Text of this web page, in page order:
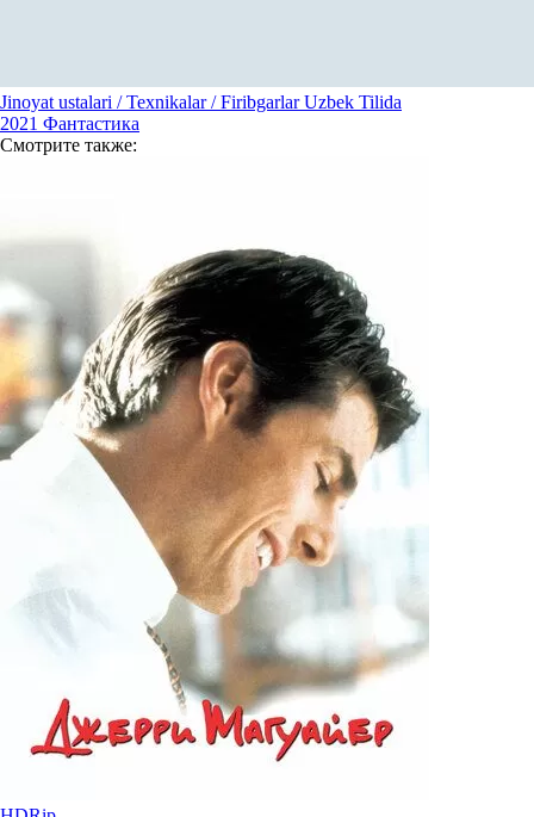
Jinoyat ustalari / Texnikalar / Firibgarlar Uzbek Tilida
2021 Фантастика
Смотрите также: